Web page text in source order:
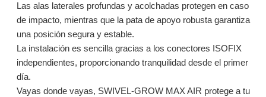
Las alas laterales profundas y acolchadas protegen en caso
de impacto, mientras que la pata de apoyo robusta garantiza
una posición segura y estable.
La instalación es sencilla gracias a los conectores ISOFIX
independientes, proporcionando tranquilidad desde el primer
día.
Vayas donde vayas, SWIVEL-GROW MAX AIR protege a tu